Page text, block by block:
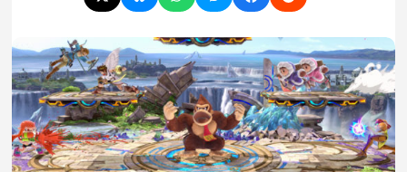
Chiffres de ventes
Rumeurs
Nintendo Direct